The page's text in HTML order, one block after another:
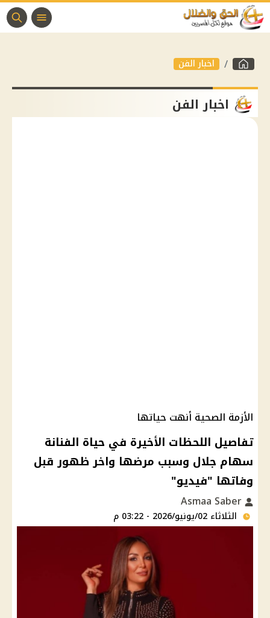
اخبار الفن
اخبار الفن
الأزمة الصحية أنهت حياتها
تفاصيل اللحظات الأخيرة في حياة الفنانة
سهام جلال وسبب مرضها واخر ظهور قبل
وفاتها "فيديو"
الثلاثاء 02/يونيو/2026 - 03:22 م